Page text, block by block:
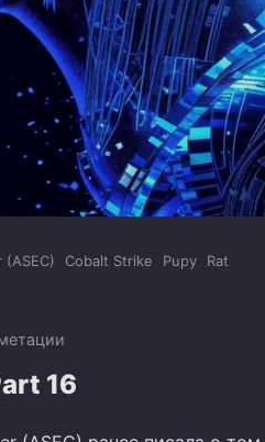
Cobalt Strike Pupy Rat
16